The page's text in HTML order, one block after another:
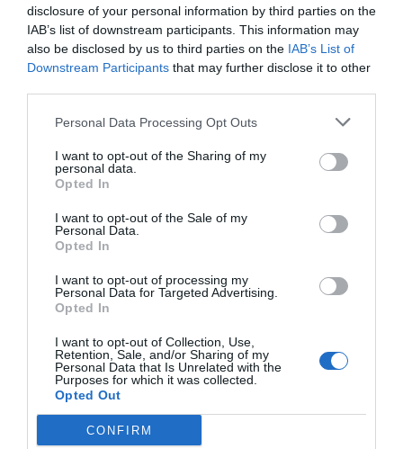
disclosure of your personal information by third parties on the
IAB’s list of downstream participants. This information may
also be disclosed by us to third parties on the IAB’s List of
Downstream Participants that may further disclose it to other
Personal Data Processing Opt Outs
I want to opt-out of the Sharing of my
personal data.
Opted In
I want to opt-out of the Sale of my
Personal Data.
Opted In
I want to opt-out of processing my
Personal Data for Targeted Advertising.
Opted In
I want to opt-out of Collection, Use,
Retention, Sale, and/or Sharing of my
Personal Data that Is Unrelated with the
Purposes for which it was collected.
Opted Out
CONFIRM
ECONOMÍA
Los 'millennials' quieren
comprar y les obligan a
alquilar
12 de noviembre de 2019
barreras a la competitividad
del ecosistema de startups
Anterior 1 … 4 5 6 7 8 Siguiente